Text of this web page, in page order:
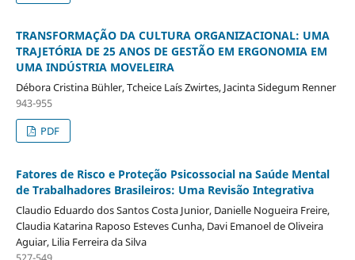
TRANSFORMAÇÃO DA CULTURA ORGANIZACIONAL: UMA
TRAJETÓRIA DE 25 ANOS DE GESTÃO EM ERGONOMIA EM
UMA INDÚSTRIA MOVELEIRA
Débora Cristina Bühler, Tcheice Laís Zwirtes, Jacinta Sidegum Renner
943-955
PDF
Fatores de Risco e Proteção Psicossocial na Saúde Mental
de Trabalhadores Brasileiros: Uma Revisão Integrativa
Claudio Eduardo dos Santos Costa Junior, Danielle Nogueira Freire,
Claudia Katarina Raposo Esteves Cunha, Davi Emanoel de Oliveira
Aguiar, Lilia Ferreira da Silva